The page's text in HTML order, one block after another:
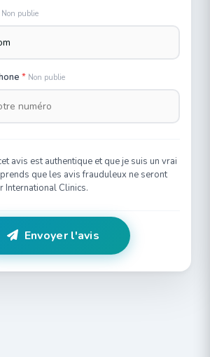
Non publie
* Non publie
avis est authentique et que je suis un vrai
que les avis frauduleux ne seront
International Clinics.
Envoyer l'avis